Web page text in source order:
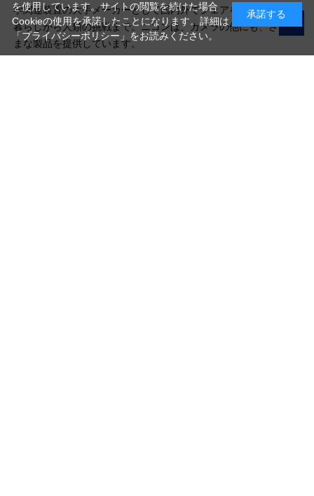
学関連装置の大手メーカーとして国内外でシェアを広げ、普段の
暮らしから人類の挑戦まで。ニコンは、カメラの他にも、さまざ
まな製品を提供しています。
を使用しています。サイトの閲覧を続けた場合
Cookieの使用を承諾したことになります。詳細は
「プライバシーポリシー」 をお読みください。
承諾する